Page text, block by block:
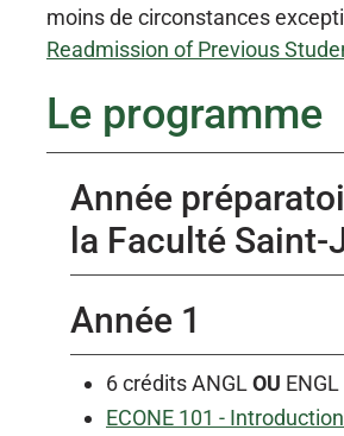
moins de circonstances
Readmission of Previous
Le programme
Année
la Faculté Saint-
Année 1
6 crédits ANGL OU ENGL
ECONE 101 -